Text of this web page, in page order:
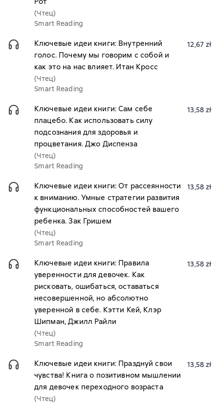
(Чтец)
Smart Reading
Ключевые идеи книги: Внутренний
голос. Почему мы говорим с собой и
как это на нас влияет. Итан Кросс
(Чтец)
Smart Reading
12,67 zł
Ключевые идеи книги: Сам себе
плацебо. Как использовать силу
подсознания для здоровья и
процветания. Джо Диспенза
(Чтец)
Smart Reading
13,58 zł
Ключевые идеи книги: От рассеянности
к вниманию. Умные стратегии развития
функциональных способностей вашего
ребенка. Зак Гришем
(Чтец)
Smart Reading
13,58 zł
Ключевые идеи книги: Правила
уверенности для девочек. Как
рисковать, ошибаться, оставаться
несовершенной, но абсолютно
уверенной в себе. Кэтти Кей, Клэр
Шипман, Джилл Райли
(Чтец)
Smart Reading
13,58 zł
Ключевые идеи книги: Празднуй свои
чувства! Книга о позитивном мышлении
для девочек переходного возраста
(Чтец)
13,58 zł